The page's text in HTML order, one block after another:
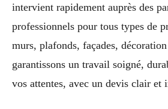
intervient rapidement auprès des
professionnels pour tous types de
murs, plafonds, façades,
garantissons un travail soigné,
vos attentes, avec un devis clair et